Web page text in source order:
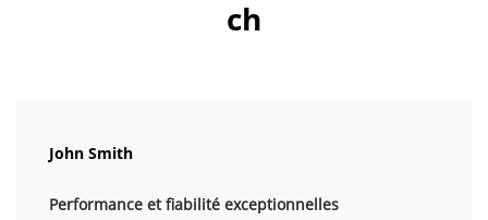
ch
John Smith
Performance et fiabilité exceptionnelles